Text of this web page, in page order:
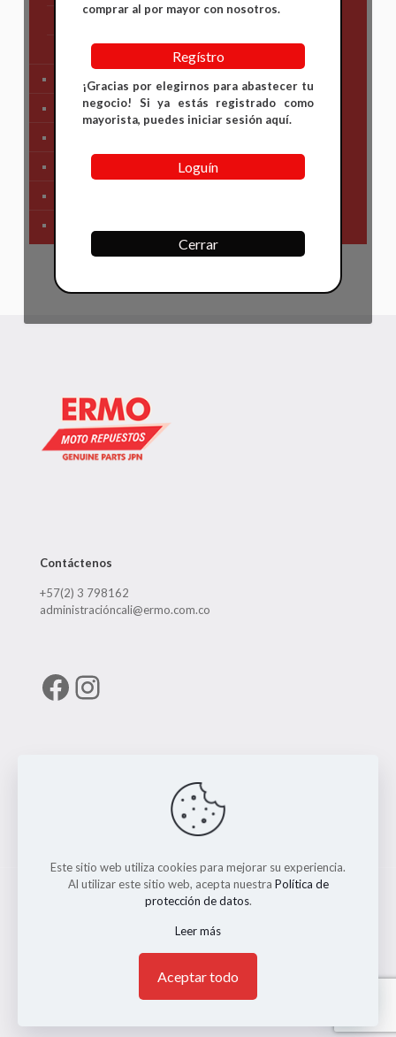
Yamaha
Tren Delantero
Partes de Motor
Contáctenos
+57(2) 3 798162
administracióncali@ermo.com.co
Facebook
Instagram
© 2026 ERMO MOTO REPUESTOS. Todos los Derechos
Reservados. || Implementado porAndrés Escobar
comprar al por mayor con nosotros.
Regístro
¡Gracias por elegirnos para abastecer tu
negocio! Si ya estás registrado como
mayorista, puedes iniciar sesión aquí.
Loguín
Cerrar
Este sitio web utiliza cookies para mejorar su experiencia.
Al utilizar este sitio web, acepta nuestra Política de
protección de datos.
Leer más
Aceptar todo